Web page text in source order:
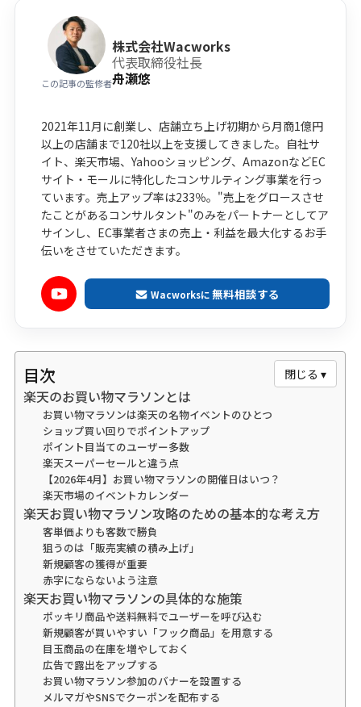
この記事の監修者
株式会社Wacworks
代表取締役社長
舟瀬悠
2021年11月に創業し、店舗立ち上げ初期から月商1億円
以上の店舗まで120社以上を支援してきました。自社サ
イト、楽天市場、Yahooショッピング、AmazonなどEC
サイト・モールに特化したコンサルティング事業を行っ
ています。売上アップ率は233％。"売上をグロースさせ
たことがあるコンサルタント"のみをパートナーとしてア
サインし、EC事業者さまの売上・利益を最大化するお手
伝いをさせていただきます。
Wacworksに無料相談する
目次 閉じる ▾
楽天のお買い物マラソンとは
お買い物マラソンは楽天の名物イベントのひとつ
ショップ買い回りでポイントアップ
ポイント目当てのユーザー多数
楽天スーパーセールと違う点
【2026年4月】お買い物マラソンの開催日はいつ？
楽天市場のイベントカレンダー
楽天お買い物マラソン攻略のための基本的な考え方
客単価よりも客数で勝負
狙うのは「販売実績の積み上げ」
新規顧客の獲得が重要
赤字にならないよう注意
楽天お買い物マラソンの具体的な施策
ポッキリ商品や送料無料でユーザーを呼び込む
新規顧客が買いやすい「フック商品」を用意する
目玉商品の在庫を増やしておく
広告で露出をアップする
お買い物マラソン参加のバナーを設置する
メルマガやSNSでクーポンを配布する